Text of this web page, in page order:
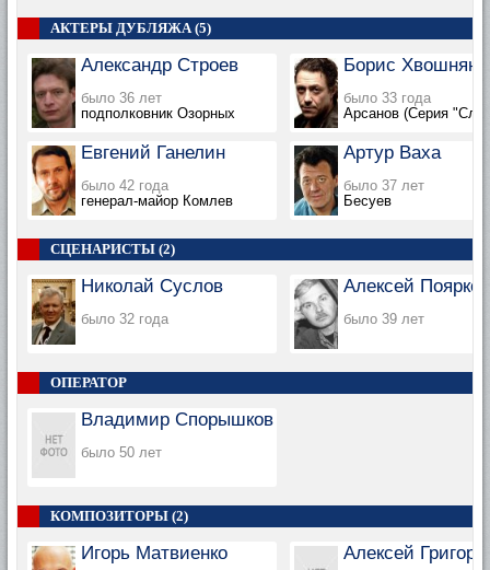
АКТЕРЫ ДУБЛЯЖА (5)
Александр Строев
было 36 лет
подполковник Озорных
Борис
было 33 года
Арсанов (Серия
Евгений Ганелин
было 42 года
генерал-майор Комлев
Артур Ваха
было 37 лет
Бесуев
СЦЕНАРИСТЫ (2)
Николай Суслов
было 32 года
Алексей Поярков
было 39 лет
ОПЕРАТОР
Владимир Спорышков
было 50 лет
КОМПОЗИТОРЫ (2)
Игорь Матвиенко Алексей